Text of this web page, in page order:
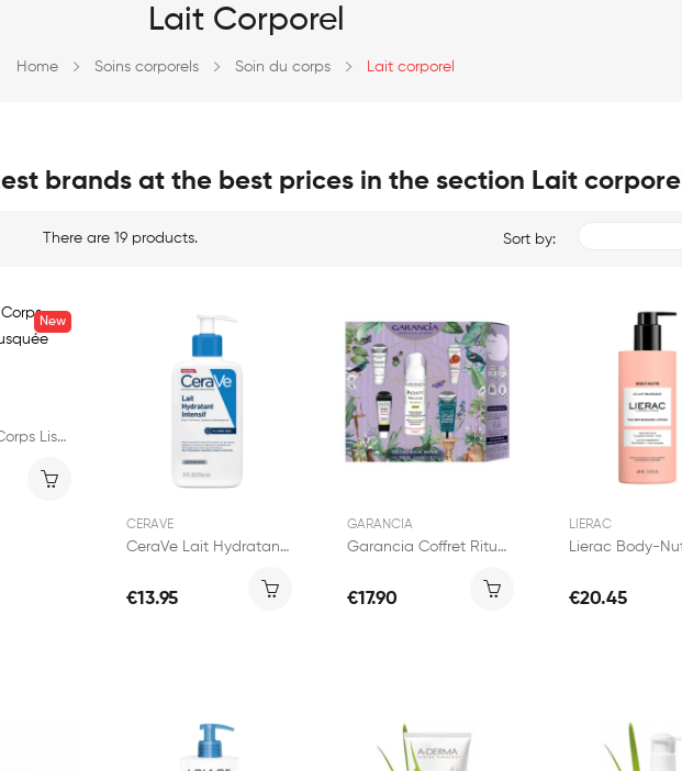
Lait Corporel
Home Soins corporels Soin du corps Lait corporel
brands at the best prices in the section Lait corporel
There are 19 products. Sort by:
New
Weleda Lait Corps Lissant Rose Musquée 250ml
CERAVE
CeraVe Lait Hydratant Intensif 236ml
€13.95
GARANCIA
Garancia Coffret Rituel Les Incontournables
€17.90
LIERAC
€20.45